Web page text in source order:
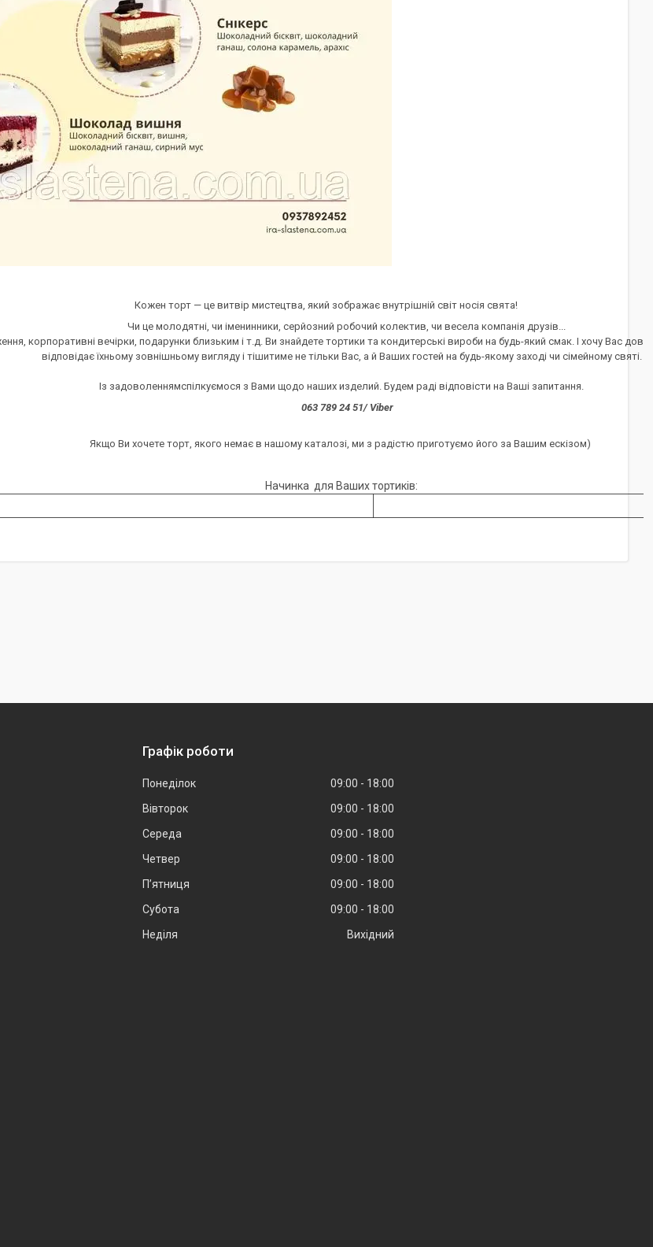
Кожен торт — це витвір мистецтва, який зображає внутрішній світ носія свята!
Чи це молодятні, чи іменинники, серйозний робочий колектив, чи весела компанія друзів...
корпоративні вечірки, подарунки близьким і т.д. Ви знайдете тортики та кондитерські вироби на будь-який смак. І хочу Вас
відповідає їхньому зовнішньому вигляду і тішитиме не тільки Вас, а й Ваших гостей на будь-якому заході чи сімейному святі.
Із задоволеннямспілкуємося з Вами щодо наших изделий. Будем раді відповісти на Ваші запитання.
063 789 24 51/ Viber
Якщо Ви хочете торт, якого немає в нашому каталозі, ми з радістю приготуємо його за Вашим ескізом)
Начинка для Ваших тортиків:
Графік роботи
Понеділок 09:00
18:00
Вівторок
09:00
18:00
Середа
09:00
18:00
Четвер
09:00
18:00
Пʼятниця
09:00
18:00
Субота
09:00
18:00
Неділя
Вихідний